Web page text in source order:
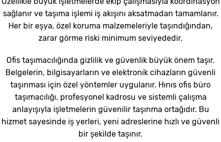
sağlanır ve taşıma işlemi iş akışını aksatmadan tamamlanır.
Her bir eşya, özel koruma malzemeleriyle taşındığından,
zarar görme riski minimum seviyededir.
Ofis taşımacılığında gizlilik ve güvenlik büyük önem taşır.
Belgelerin, bilgisayarların ve elektronik cihazların güvenli
taşınması için özel yöntemler uygulanır. Hınıs ofis büro
taşımacılığı, profesyonel kadrosu ve sistemli çalışma
anlayışıyla işletmelerin güvenilir taşınma ortağıdır. Bu
hizmet sayesinde iş yerleri, yeni adreslerine hızlı ve güvenli
bir şekilde taşınır.